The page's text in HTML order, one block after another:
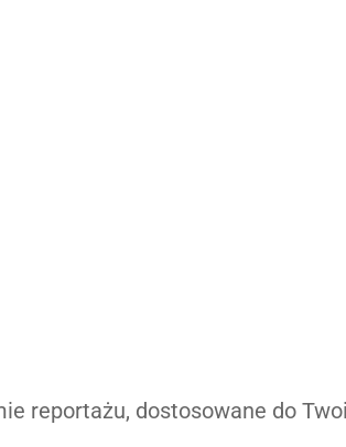
reportażu, dostosowane do